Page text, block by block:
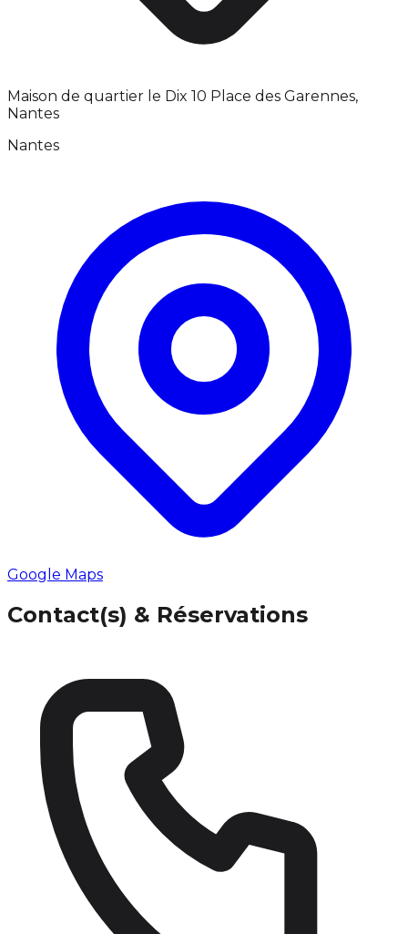
Maison de quartier le Dix 10 Place des Garennes,
Nantes
Nantes
Google Maps
Contact(s) & Réservations